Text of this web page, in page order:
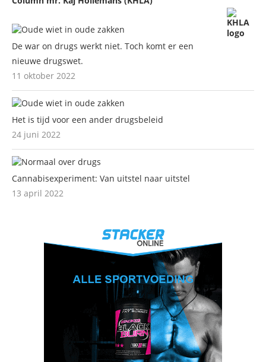
De war on drugs werkt niet. Toch komt er een
nieuwe drugswet.
11 oktober 2022
Het is tijd voor een ander drugsbeleid
24 juni 2022
Cannabisexperiment: Van uitstel naar uitstel
13 april 2022